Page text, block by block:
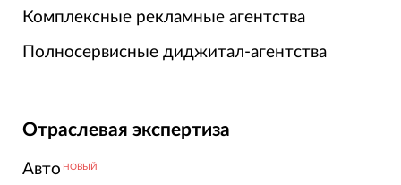
Комплексные рекламные агентства
Полносервисные диджитал-агентства
Отраслевая экспертиза
Авто НОВЫЙ